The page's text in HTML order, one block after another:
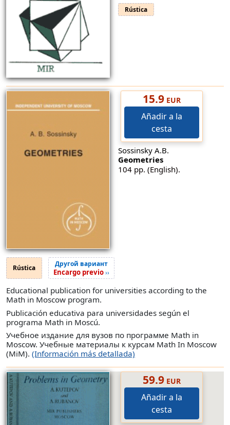
Rústica
15.9EUR
Añadir a la
cesta
Sossinsky A.B.
Geometries
104 pp. (English).
Rústica Другой вариант
Encargo previo››
Educational publication for universities according to the
Math in Moscow program.
Publicación educativa para universidades según el
programa Math in Moscú.
Учебное издание для вузов по программе Math in
Moscow. Учебные материалы к курсам Math In Moscow
(MiM). (Información más detallada)
59.9EUR
Añadir a la
cesta